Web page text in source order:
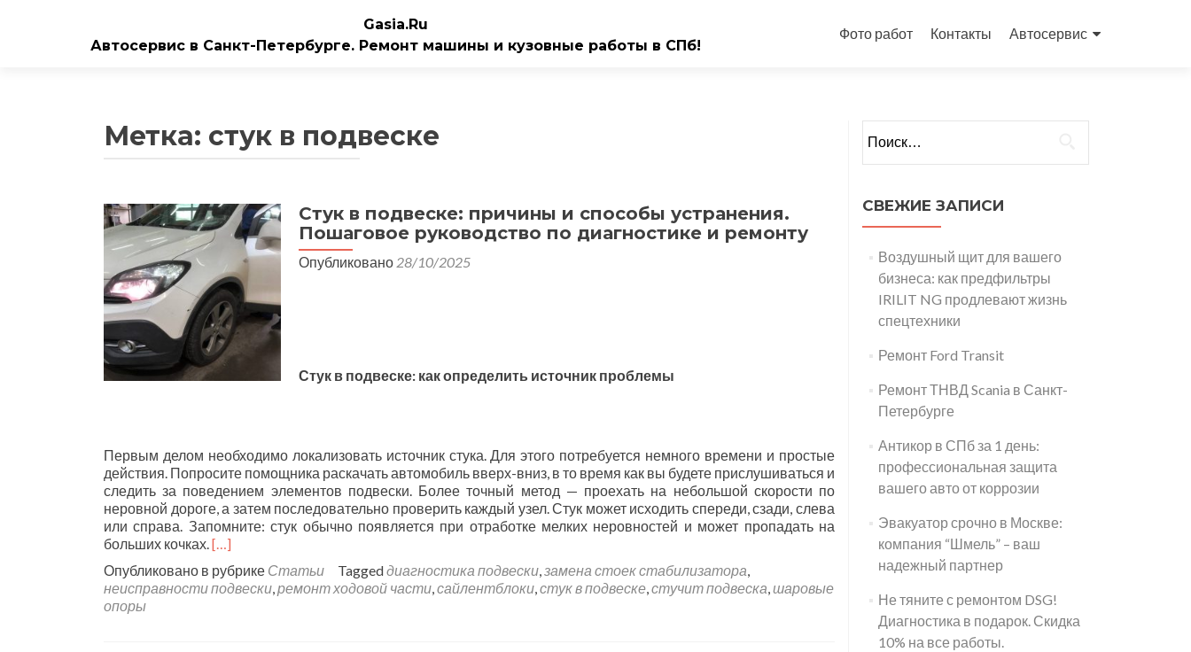
Gasia.Ru
Автосервис в Санкт-Петербурге. Ремонт машины и кузовные работы в СПб!
к
Фото работ Контакты Автосервис
Метка: стук в подвеске
Стук в подвеске: причины и способы устранения.
Пошаговое руководство по диагностике и ремонту
Опубликовано 28/10/2025
Стук в подвеске: как определить источник проблемы
Первым делом необходимо локализовать источник стука. Для этого потребуется немного времени и простые
действия. Попросите помощника раскачать автомобиль вверх-вниз, в то время как вы будете прислушиваться и
следить за поведением элементов подвески. Более точный метод — проехать на небольшой скорости по
неровной дороге, а затем последовательно проверить каждый узел. Стук может исходить спереди, сзади, слева
или справа. Запомните: стук обычно появляется при отработке мелких неровностей и может пропадать на
больших кочках.[…]
Опубликовано в рубрике Статьи Taggedдиагностика подвески,замена стоек стабилизатора,
неисправности подвески,ремонт ходовой части,сайлентблоки,стук в подвеске,стучит подвеска,шаровые
опоры
СВЕЖИЕ ЗАПИСИ
Воздушный щит для вашего
бизнеса: как предфильтры
IRILIT NG продлевают жизнь
спецтехники
Ремонт Ford Transit
Ремонт ТНВД Scania в Санкт-
Петербурге
Антикор в СПб за 1 день:
профессиональная защита
вашего авто от коррозии
Эвакуатор срочно в Москве:
компания “Шмель” – ваш
надежный партнер
Не тяните с ремонтом DSG!
Диагностика в подарок. Скидка
10% на все работы.